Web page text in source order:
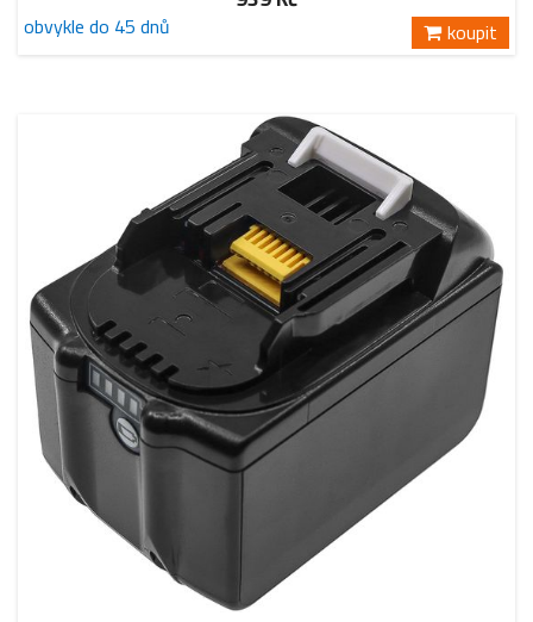
obvykle do 45 dnů koupit